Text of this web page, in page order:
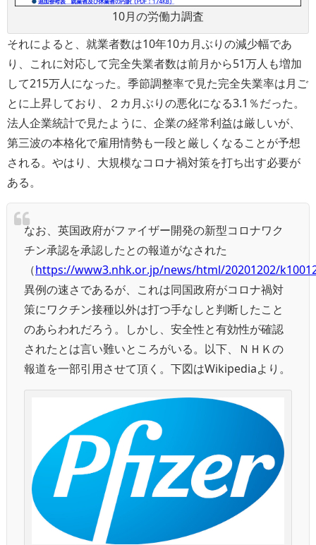
10月の労働力調査
それによると、就業者数は10年10カ月ぶりの減少幅であ
り、これに対応して完全失業者数は前月から51万人も増加
して215万人になった。季節調整率で見た完全失業率は月ご
とに上昇しており、２カ月ぶりの悪化になる3.1％だった。
法人企業統計で見たように、企業の経常利益は厳しいが、
第三波の本格化で雇用情勢も一段と厳しくなることが予想
される。やはり、大規模なコロナ禍対策を打ち出す必要が
ある。
なお、英国政府がファイザー開発の新型コロナワク
チン承認を承認したとの報道がなされた
（https://www3.nhk.or.jp/news/html/20201202/
異例の速さであるが、これは同国政府がコロナ禍対
策にワクチン接種以外は打つ手なしと判断したこと
のあらわれだろう。しかし、安全性と有効性が確認
されたとは言い難いところがいる。以下、ＮＨＫの
報道を一部引用させて頂く。下図はWikipediaより。